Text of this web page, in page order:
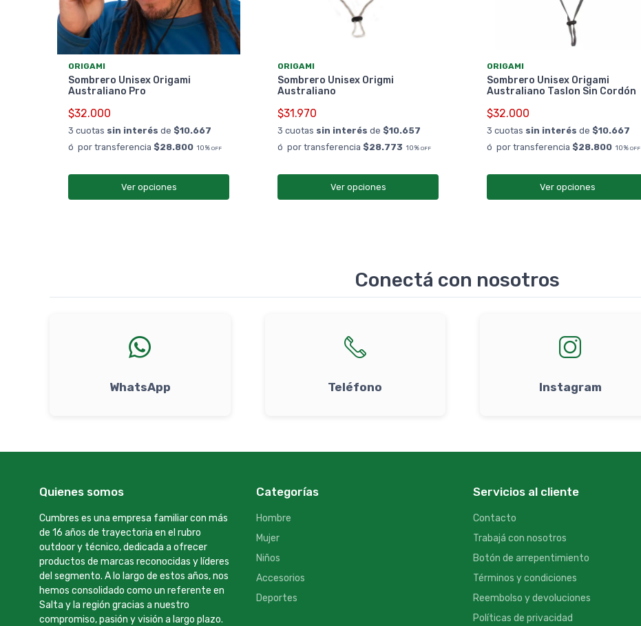
ORIGAMI
Sombrero Unisex Origami
Australiano Pro
$32.000
3 cuotas sin interés de $10.667
ó por transferencia $28.800 10% OFF
Ver opciones
ORIGAMI
Sombrero Unisex Origmi
Australiano
$31.970
3 cuotas sin interés de $10.657
ó por transferencia $28.773 10% OFF
Ver opciones
ORIGAMI
Sombrero Unisex Origami
Australiano Taslon Sin Cordón
$32.000
3 cuotas sin interés de $10.667
ó por transferencia $28.800 10% OFF
Ver opciones
Conectá con nosotros
WhatsApp Teléfono Instagram
Quienes somos
Cumbres es una empresa familiar con más
de 16 años de trayectoria en el rubro
outdoor y técnico, dedicada a ofrecer
productos de marcas reconocidas y líderes
del segmento. A lo largo de estos años, nos
hemos consolidado como un referente en
Salta y la región gracias a nuestro
compromiso, pasión y visión a largo plazo.
Categorías
Hombre
Mujer
Niños
Accesorios
Deportes
Servicios al cliente
Contacto
Trabajá con nosotros
Botón de arrepentimiento
Términos y condiciones
Reembolso y devoluciones
Políticas de privacidad